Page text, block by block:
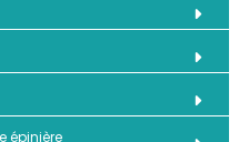
épinière